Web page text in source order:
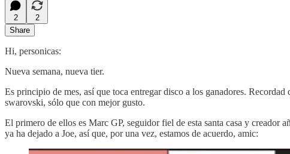
2
2
Share
Hi, personicas:
Nueva semana, nueva tier.
Es principio de mes, así que toca entregar disco a los ganadores.
swarovski, sólo que con mejor gusto.
El primero de ellos es Marc GP, seguidor fiel de esta santa casa y
ya ha dejado a Joe, así que, por una vez, estamos de acuerdo, amic: